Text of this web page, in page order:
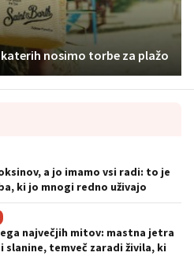
nosimo torbe za plažo
a jo imamo vsi radi: to je
ki jo mnogi redno uživajo
največjih mitov: mastna jetra
slanine, temveč zaradi živila, ki